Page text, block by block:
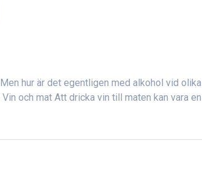
hur är det egentligen med alkohol vid olika
och mat Att dricka vin till maten kan vara en